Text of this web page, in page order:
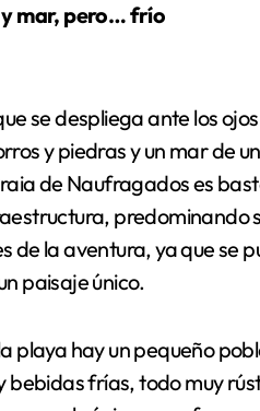
y mar, pero… frío
se despliega ante los
y piedras y un mar de
de Naufragados es
predominando
de la aventura, ya que se
paisaje único.
playa hay un pequeño
bebidas frías, todo muy